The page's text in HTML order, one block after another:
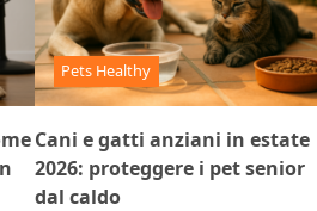
Pets Healthy
Cani e gatti anziani in estate
2026: proteggere i pet senior
dal caldo